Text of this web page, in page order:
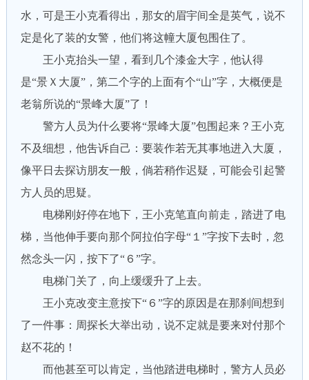
水，可是王小克看得出，那女的眉宇间全是英气，说不
定是化了装的女警，他们将这幢大厦包围住了。
王小克抬头一望，看到几个漆金大字，他认得
是“景Ｘ大厦”，第二个字的上面有个“山”字，大概便是
老翁所说的“景峰大厦”了！
警方人员为什么要将“景峰大厦”包围起来？王小克
不及细想，他吿诉自己：要装作若无其事地进入大厦，
像平日去探访朋友一般，倘若稍作迟疑，可能会引起警
方人员的思疑。
电梯刚好停在地下，王小克笔直向前走，踏进了电
梯，当他伸手要向那个阿拉伯字母“１”字按下去时，忽
然念头一闪，按下了“６”字。
电梯门关了，向上缓缓升了上去。
王小克改变主意按下“６”字的原因是在那刹间想到
了一件事：周探长大举出动，说不定就是要来对付那个
赵不花的！
而他甚至可以肯定，当他踏进电梯时，警方人员必